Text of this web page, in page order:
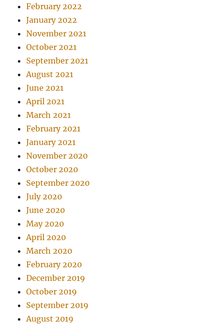
February 2022
January 2022
November 2021
October 2021
September 2021
August 2021
June 2021
April 2021
March 2021
February 2021
January 2021
November 2020
October 2020
September 2020
July 2020
June 2020
May 2020
April 2020
March 2020
February 2020
December 2019
October 2019
September 2019
August 2019